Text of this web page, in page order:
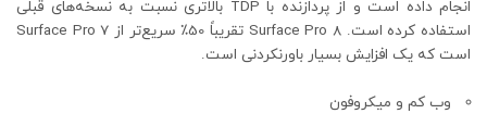
انجام داده است و از پردازنده با TDP بالاتری نسبت به نسخه‌های قبلی
استفاده کرده است. Surface Pro 8 تقریباً 50٪ سریع‌تر از Surface Pro 7
است که یک افزایش بسیار باورنکردنی است.
وب کم و میکروفون